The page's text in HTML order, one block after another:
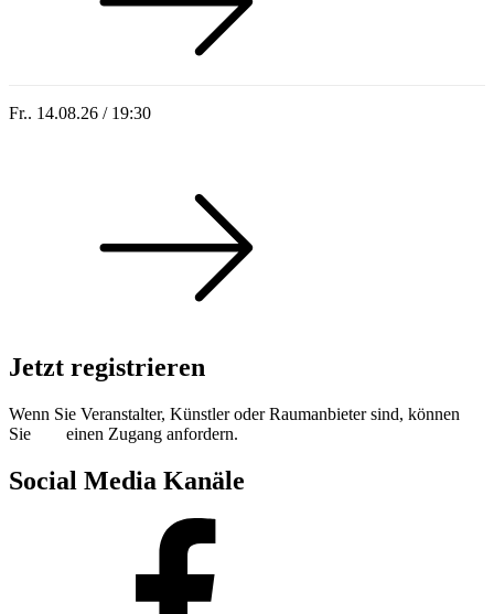
Fr.. 14.08.26 / 19:30
Jetzt registrieren
Wenn Sie Veranstalter, Künstler oder Raumanbieter sind, können
Sie
einen Zugang anfordern.
Social Media Kanäle